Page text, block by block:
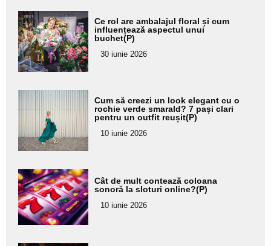
Adaugă
aici textul
pentru
subtitlu
Ce rol are ambalajul floral și cum
influențează aspectul unui
buchet(P)
30 iunie 2026
Adaugă
aici textul
pentru
subtitlu
Cum să creezi un look elegant cu o
rochie verde smarald? 7 pași clari
pentru un outfit reușit(P)
10 iunie 2026
Adaugă
aici textul
pentru
subtitlu
Cât de mult contează coloana
sonoră la sloturi online?(P)
10 iunie 2026